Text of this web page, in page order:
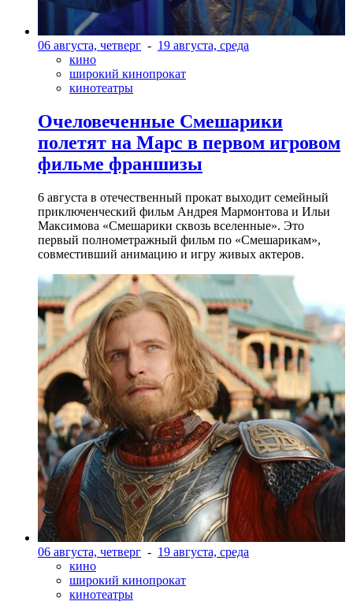
06 августа, четверг - 19 августа, среда
кино
широкий кинопрокат
кинотеатры
Очеловеченные Смешарики
полетят на Марс в первом игровом
фильме франшизы
6 августа в отечественный прокат выходит семейный
приключенческий фильм Андрея Мармонтова и Ильи
Максимова «Смешарики сквозь вселенные». Это
первый полнометражный фильм по «Смешарикам»,
совместивший анимацию и игру живых актеров.
06 августа, четверг - 19 августа, среда
кино
широкий кинопрокат
кинотеатры